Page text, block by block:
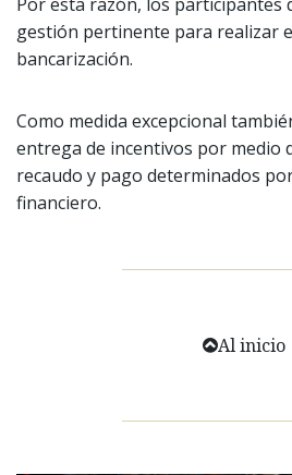
Por esta razón, los participantes
gestión pertinente para realizar
bancarización.
Como medida excepcional
entrega de incentivos por medio
recaudo y pago determinados
financiero.
Al inicio